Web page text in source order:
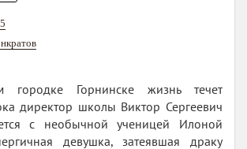
городке Горнинске жизнь течет
директор школы Виктор Сергеевич
с необычной ученицей Илоной
девушка, затеявшая драку